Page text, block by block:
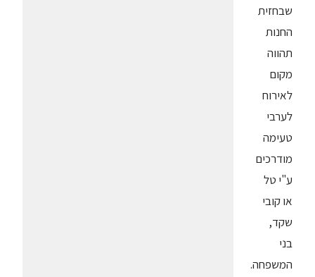
שבחזית
החנות
תהווה
מקום
לאירוח
לערבי
טעימה
מודרכים
ע"י טל
או קובי
שקד,
בני
המשפחה.